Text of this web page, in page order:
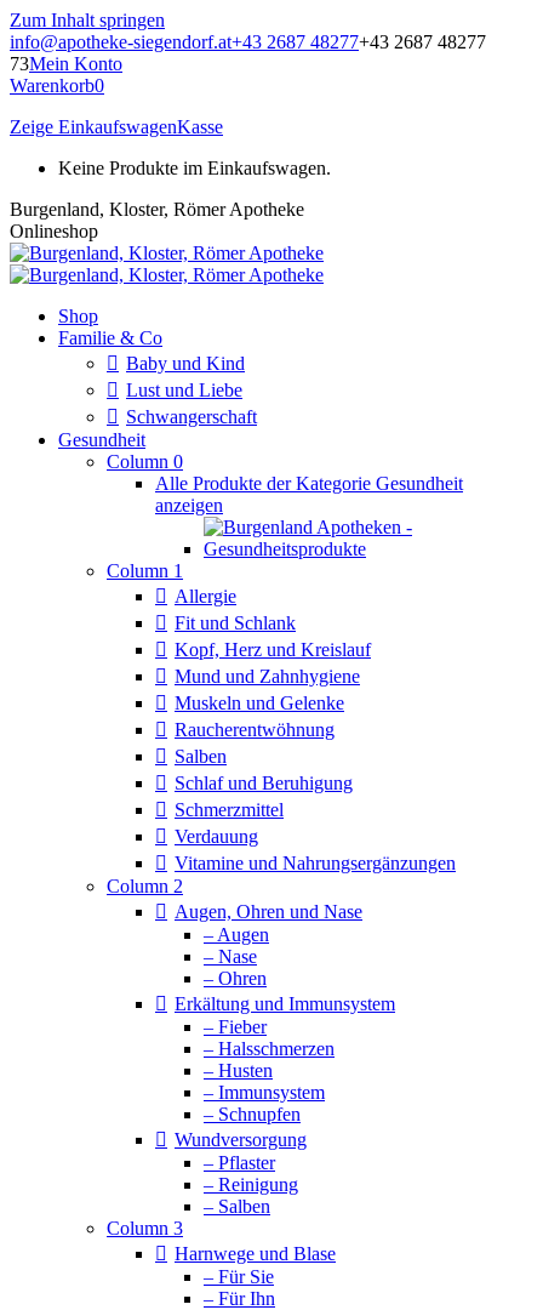
Zum Inhalt springen
info@apotheke-siegendorf.at+43 2687 48277+43 2687 48277
73Mein Konto
Warenkorb0
Zeige EinkaufswagenKasse
Keine Produkte im Einkaufswagen.
Burgenland, Kloster, Römer Apotheke
Onlineshop
Shop
Familie & Co
Baby und Kind
Lust und Liebe
Schwangerschaft
Gesundheit
Column 0
Alle Produkte der Kategorie Gesundheit
anzeigen
Column 1
Allergie
Fit und Schlank
Kopf, Herz und Kreislauf
Mund und Zahnhygiene
Muskeln und Gelenke
Raucherentwöhnung
Salben
Schlaf und Beruhigung
Schmerzmittel
Verdauung
Vitamine und Nahrungsergänzungen
Column 2
Augen, Ohren und Nase
– Augen
– Nase
– Ohren
Erkältung und Immunsystem
– Fieber
– Halsschmerzen
– Husten
– Immunsystem
– Schnupfen
Wundversorgung
– Pflaster
– Reinigung
– Salben
Column 3
Harnwege und Blase
– Für Sie
– Für Ihn